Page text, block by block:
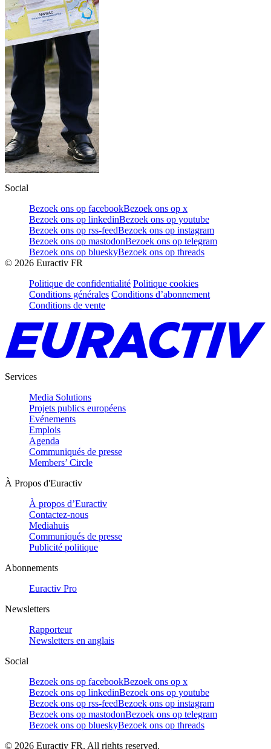
Social
Bezoek ons op facebookBezoek ons op x
Bezoek ons op linkedinBezoek ons op youtube
Bezoek ons op rss-feedBezoek ons op instagram
Bezoek ons op mastodonBezoek ons op telegram
Bezoek ons op blueskyBezoek ons op threads
© 2026 Euractiv FR
Politique de confidentialité Politique cookies
Conditions générales Conditions d’abonnement
Conditions de vente
Services
Media Solutions
Projets publics européens
Evénements
Emplois
Agenda
Communiqués de presse
Members’ Circle
À Propos d'Euractiv
À propos d’Euractiv
Contactez-nous
Mediahuis
Communiqués de presse
Publicité politique
Abonnements
Euractiv Pro
Newsletters
Rapporteur
Newsletters en anglais
Social
Bezoek ons op facebookBezoek ons op x
Bezoek ons op linkedinBezoek ons op youtube
Bezoek ons op rss-feedBezoek ons op instagram
Bezoek ons op mastodonBezoek ons op telegram
Bezoek ons op blueskyBezoek ons op threads
© 2026 Euractiv FR. All rights reserved.